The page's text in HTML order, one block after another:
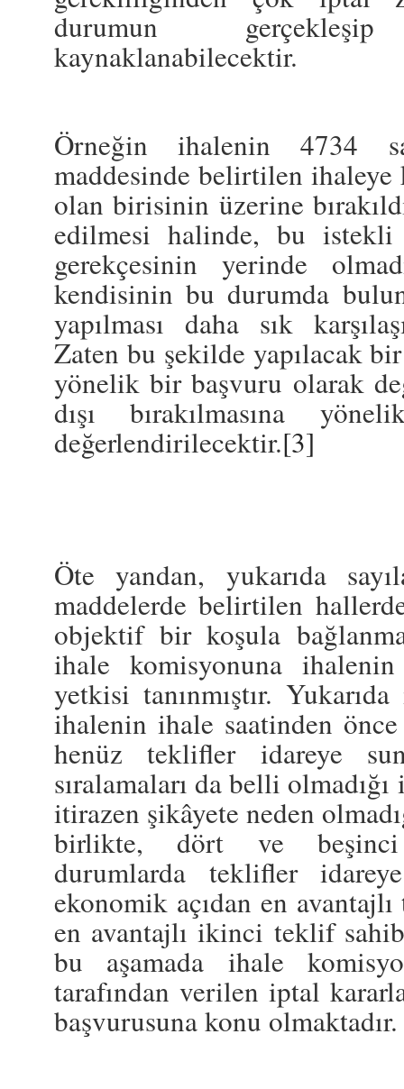
durumun gerçekleşip
kaynaklanabilecektir.
Örneğin ihalenin 4734
maddesinde belirtilen ihaleye
olan birisinin üzerine
edilmesi halinde, bu istekli
gerekçesinin yerinde
kendisinin bu durumda
yapılması daha sık
Zaten bu şekilde yapılacak
yönelik bir başvuru olarak
dışı bırakılmasına
değerlendirilecektir.[3]
Öte yandan, yukarıda
maddelerde belirtilen
objektif bir koşula
ihale komisyonuna
yetkisi tanınmıştır.
ihalenin ihale saatinden
henüz teklifler idareye
sıralamaları da belli
itirazen şikâyete neden
birlikte, dört ve beşinci
durumlarda teklifler
ekonomik açıdan en
en avantajlı ikinci teklif
bu aşamada ihale
tarafından verilen iptal
başvurusuna konu olmaktadır.